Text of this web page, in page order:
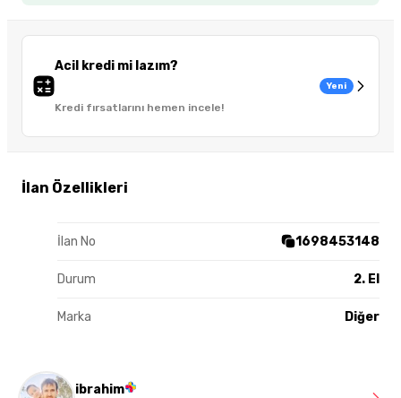
Acil kredi mi lazım?
Kredi fırsatlarını hemen incele!
Yeni
İlan Özellikleri
İlan No 1698453148
Durum 2. El
Marka Diğer
ibrahim